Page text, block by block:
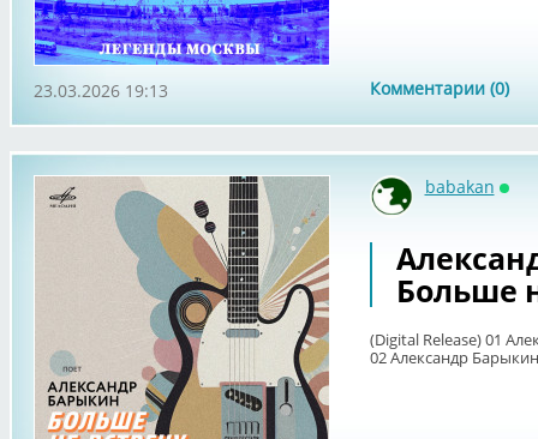
Комментарии (0)
23.03.2026 19:13
babakan
Больше
(Digital Release) 01
02 Александр